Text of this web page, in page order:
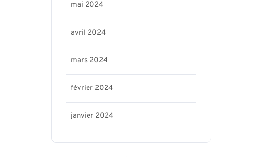
mai 2024
avril 2024
mars 2024
février 2024
janvier 2024